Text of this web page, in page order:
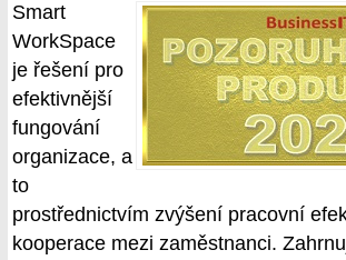
Smart
WorkSpace
je řešení pro
efektivnější
fungování
organizace, a
to
prostřednictvím zvýšení pracovní
kooperace mezi zaměstnanci.